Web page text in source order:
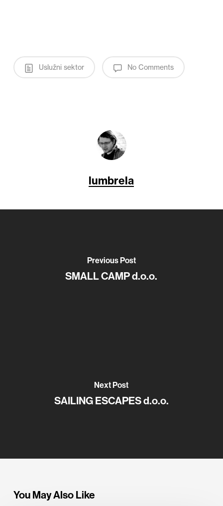
Uslužni sektor No Comments
lumbrela
Previous Post
SMALL CAMP d.o.o.
Next Post
SAILING ESCAPES d.o.o.
You May Also Like